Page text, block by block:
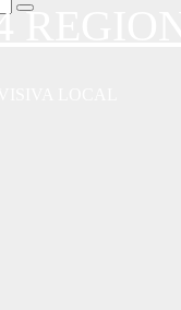
LOCAL